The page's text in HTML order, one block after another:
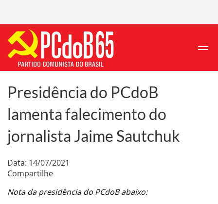
Presidência do PCdoB
lamenta falecimento do
jornalista Jaime Sautchuk
Data: 14/07/2021
Compartilhe
Nota da presidência do PCdoB abaixo: